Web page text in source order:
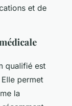
et de
qualifié est
permet
la